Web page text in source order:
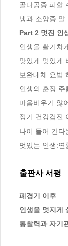
골다공증:피할
Part 2 멋진 인
인생을 활기차
맛있게 멋있게:
보완대체 요법:
인생의 훈장:주
마음비우기:앓
정기 건강검진
나이 들어 간다
멋있는 인생:연
출판사 서평
폐경기 이후
인생을 멋지게
통찰력과 자기